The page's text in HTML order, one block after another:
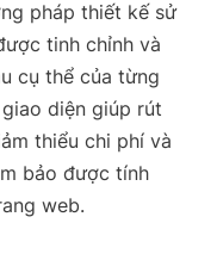
pháp thiết kế sử
tinh chỉnh và
cụ thể của từng
diện giúp rút
thiểu chi phí và
bảo được tính
web.